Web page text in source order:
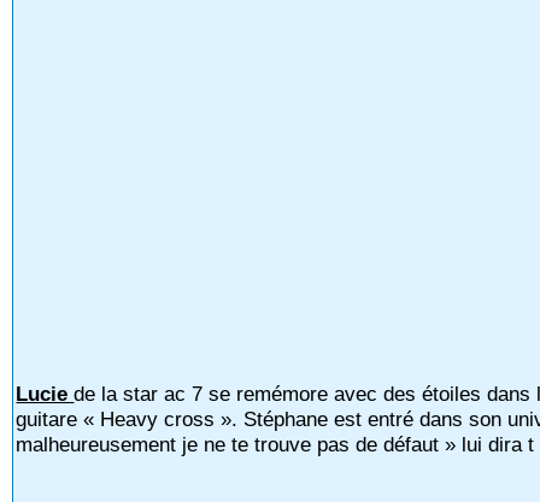
Luciede la star ac 7 se remémore avec des étoiles
guitare « Heavy cross ». Stéphane est entré dans son
malheureusement je ne te trouve pas de défaut » lui dira